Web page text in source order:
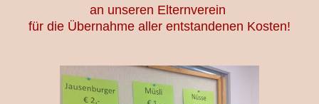
an unseren Elternverein
für die Übernahme aller entstandenen Kosten!